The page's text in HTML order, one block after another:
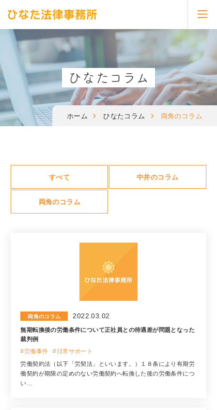
ひなたコラム
ホーム ひなたコラム 両角のコラム
すべて 中井のコラム
両角のコラム
両角のコラム 2022.03.02
無期転換後の労働条件について正社員との待遇差が問題となった
裁判例
#労働事件
#日常サポート
労働契約法（以下「労契法」といいます。）１８条により有期労
働契約が期限の定めのない労働契約へ転換した後の労働条件につ
い…